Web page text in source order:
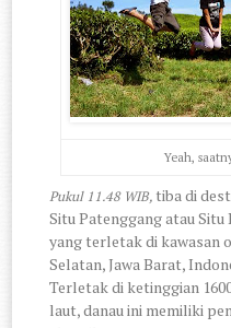
Yeah,
Pukul 11.48 WIB, tiba di
Situ Patenggang atau Situ
yang terletak di kawasan
Selatan, Jawa Barat,
Terletak di ketinggian
laut, danau ini memiliki